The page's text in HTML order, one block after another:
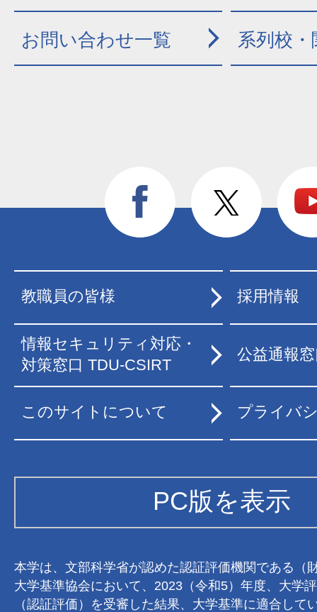
お問い合わせ一覧 系列校
教職員の皆様 採用情報
情報セキュリティ対応・
対策窓口 TDU-CSIRT
公益通報
このサイトについて プライバ
PC版を表示
本学は、文部科学省が認めた認証評価機関である（
大学基準協会において、2023（令和5）年度、大学
（認証評価）を受審した結果、大学基準に適合して